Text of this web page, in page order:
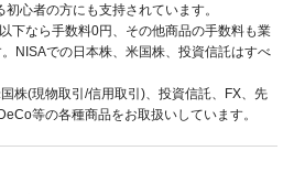
心者の方にも支持されています。
下なら手数料0円、その他商品の手数料も業
NISAでの日本株、米国株、投資信託はすべ
株(現物取引/信用取引)、投資信託、FX、先
等の各種商品をお取扱いしています。